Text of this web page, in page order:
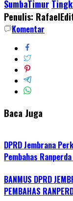
SumbaTimur
Penulis: Rafael
Komentar
Baca Juga
DPRD Jembrana
Pembahas
BANMUS DPRD
PEMBAHAS